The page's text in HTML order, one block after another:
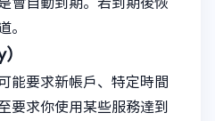
會自動到期。若到期後恢
。
能要求新帳戶、特定時間
要求你使用某些服務達到